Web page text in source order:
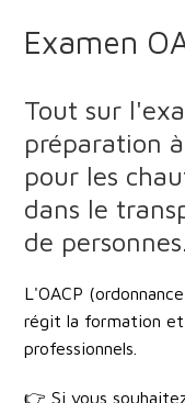
Examen
Tout sur
préparation
pour les
dans le
de
L'OACP
régit la formation
professionnels.
👉 Si vous